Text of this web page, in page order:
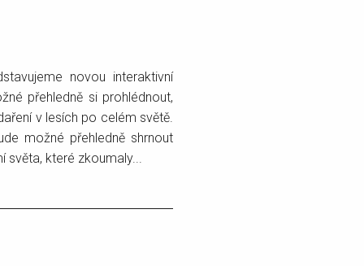
novou interaktivní
přehledně si prohlédnout,
v lesích po celém světě.
možné přehledně shrnout
které zkoumaly...